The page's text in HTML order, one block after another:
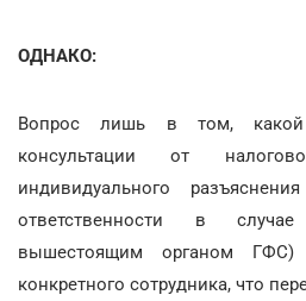
ОДНАКО:
Вопрос лишь в том, какой
консультации от
индивидуального
ответственности в
вышестоящим органом
конкретного сотрудника, что